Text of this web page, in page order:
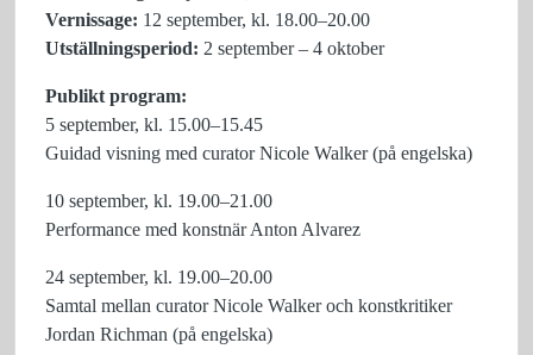
Vernissage: 12 september, kl. 18.00–20.00
Utställningsperiod: 2 september – 4 oktober
Publikt program:
5 september, kl. 15.00–15.45
Guidad visning med curator Nicole Walker (på engelska)
10 september, kl. 19.00–21.00
Performance med konstnär Anton Alvarez
24 september, kl. 19.00–20.00
Samtal mellan curator Nicole Walker och konstkritiker
Jordan Richman (på engelska)